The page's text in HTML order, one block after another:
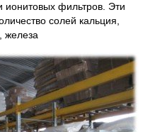
ионитовых фильтров. Эти
солей кальция,
железа